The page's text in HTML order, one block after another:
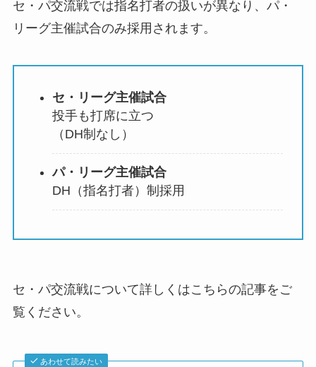
セ・パ交流戦では指名打者の扱いが異なり、パ・
リーグ主催試合のみ採用されます。
セ・リーグ主催試合
投手も打席に立つ
（DH制なし）
パ・リーグ主催試合
DH（指名打者）制採用
セ・パ交流戦について詳しくはこちらの記事をご
覧ください。
あわせて読みたい